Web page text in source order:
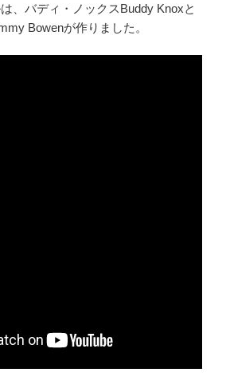
、バディ・ノックスBuddy Knoxと
Bowenが作りました。